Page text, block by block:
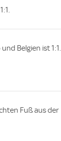
Belgien ist 1:1.
Fuß aus der